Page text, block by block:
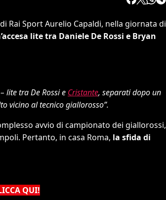
Rai Sport Aurelio Capaldi, nella giornata di
lite tra Daniele De Rossi e Bryan
lite tra De Rossi e Cristante, separati dopo un
vicino al tecnico giallorosso”.
avvio di campionato dei giallorossi,
Pertanto, in casa Roma, la sfida di
QUI!